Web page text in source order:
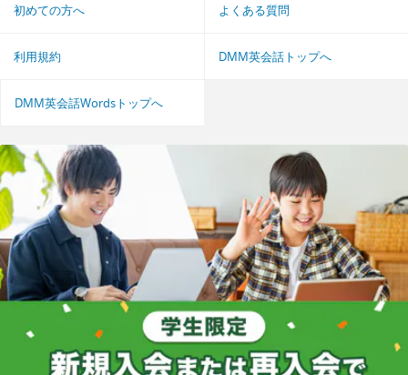
初めての方へ よくある質問
利用規約 DMM英会話トップへ
DMM英会話Wordsトップへ